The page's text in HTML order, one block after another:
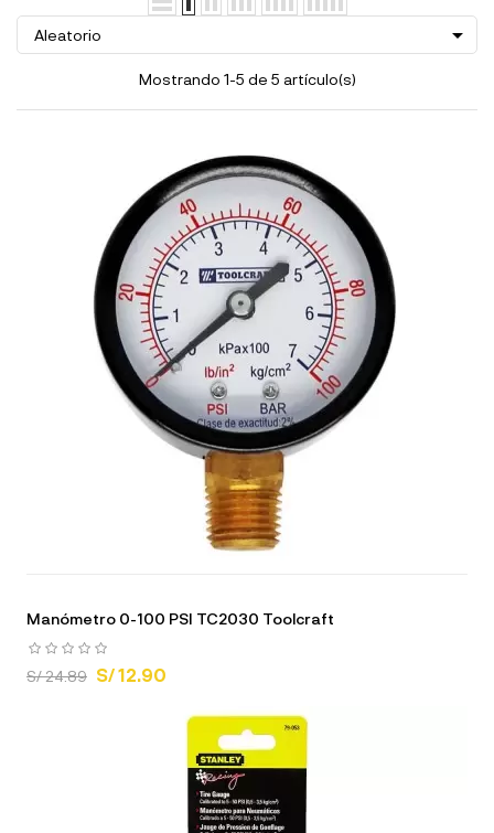
Aleatorio 
Mostrando 1-5 de 5 artículo(s)
Manómetro 0-100 PSI TC2030 Toolcraft
S/ 24.89 S/ 12.90